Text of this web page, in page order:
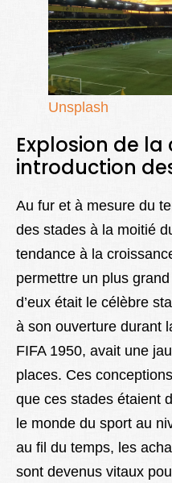
Unsplash
Explosion de
introduction
Au fur et à mesure du
des stades à la moitié
tendance à la
permettre un plus
d’eux était le célèbre
à son ouverture durant
FIFA 1950, avait une
places. Ces
que ces stades étaient
le monde du sport au
au fil du temps, les
sont devenus vitaux